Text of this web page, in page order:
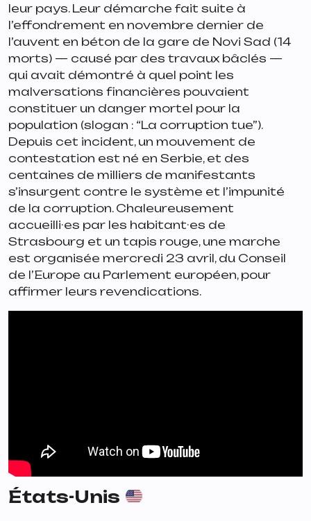
leur pays. Leur démarche fait suite à
l’effondrement en novembre dernier de
l’auvent en béton de la gare de Novi Sad (14
morts) — causé par des travaux bâclés —
qui avait démontré à quel point les
malversations financières pouvaient
constituer un danger mortel pour la
population (slogan : “La corruption tue”).
Depuis cet incident, un mouvement de
contestation est né en Serbie, et des
centaines de milliers de manifestants
s’insurgent contre le système et l’impunité
de la corruption. Chaleureusement
accueilli·es par les habitant·es de
Strasbourg et un tapis rouge, une marche
est organisée mercredi 23 avril, du Conseil
de l’Europe au Parlement européen, pour
affirmer leurs revendications.
États-Unis